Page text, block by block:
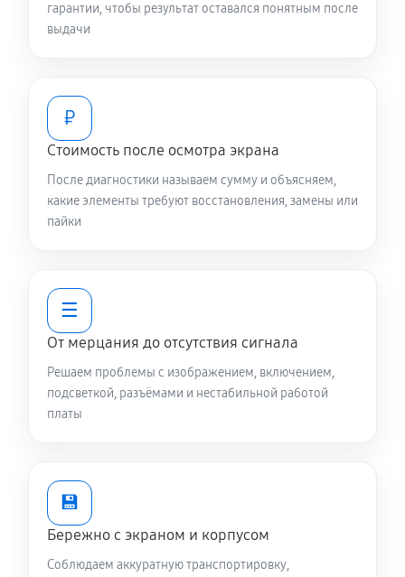
гарантии, чтобы результат оставался понятным после
выдачи
₽
Стоимость после осмотра экрана
После диагностики называем сумму и объясняем,
какие элементы требуют восстановления, замены или
пайки
☰
От мерцания до отсутствия сигнала
Решаем проблемы с изображением, включением,
подсветкой, разъёмами и нестабильной работой
платы
💾
Бережно с экраном и корпусом
Соблюдаем аккуратную транспортировку,